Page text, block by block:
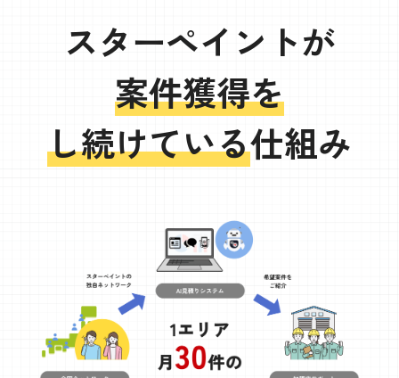
スターペイントが
案件獲得を
し続けている仕組み